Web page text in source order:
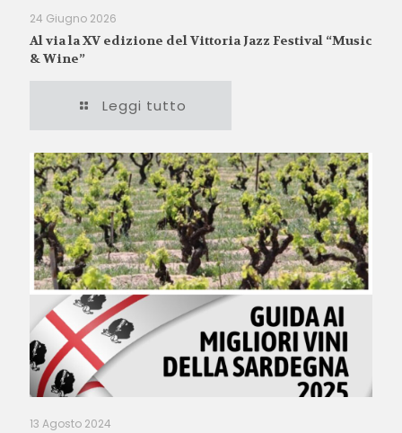
24 Giugno 2026
Al via la XV edizione del Vittoria Jazz Festival “Music
& Wine”
Leggi tutto
13 Agosto 2024